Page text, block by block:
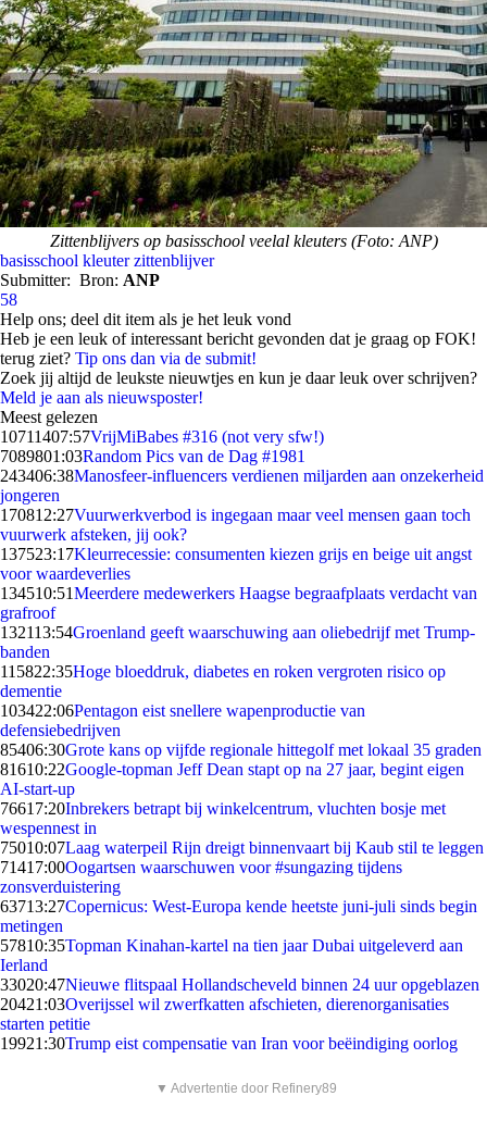
Zittenblijvers op basisschool veelal kleuters (Foto: ANP)
basisschool kleuter zittenblijver
Submitter: Bron: ANP
58
Help ons; deel dit item als je het leuk vond
Heb je een leuk of interessant bericht gevonden dat je graag op FOK!
terug ziet? Tip ons dan via de submit!
Zoek jij altijd de leukste nieuwtjes en kun je daar leuk over schrijven?
Meld je aan als nieuwsposter!
Meest gelezen
10711407:57VrijMiBabes #316 (not very sfw!)
7089801:03Random Pics van de Dag #1981
243406:38Manosfeer-influencers verdienen miljarden aan onzekerheid
jongeren
170812:27Vuurwerkverbod is ingegaan maar veel mensen gaan toch
vuurwerk afsteken, jij ook?
137523:17Kleurrecessie: consumenten kiezen grijs en beige uit angst
voor waardeverlies
134510:51Meerdere medewerkers Haagse begraafplaats verdacht van
grafroof
132113:54Groenland geeft waarschuwing aan oliebedrijf met Trump-
banden
115822:35Hoge bloeddruk, diabetes en roken vergroten risico op
dementie
103422:06Pentagon eist snellere wapenproductie van
defensiebedrijven
85406:30Grote kans op vijfde regionale hittegolf met lokaal 35 graden
81610:22Google-topman Jeff Dean stapt op na 27 jaar, begint eigen
AI-start-up
76617:20Inbrekers betrapt bij winkelcentrum, vluchten bosje met
wespennest in
75010:07Laag waterpeil Rijn dreigt binnenvaart bij Kaub stil te leggen
71417:00Oogartsen waarschuwen voor #sungazing tijdens
zonsverduistering
63713:27Copernicus: West-Europa kende heetste juni-juli sinds begin
metingen
57810:35Topman Kinahan-kartel na tien jaar Dubai uitgeleverd aan
Ierland
33020:47Nieuwe flitspaal Hollandscheveld binnen 24 uur opgeblazen
20421:03Overijssel wil zwerfkatten afschieten, dierenorganisaties
starten petitie
19921:30Trump eist compensatie van Iran voor beëindiging oorlog
▼ Advertentie door Refinery89